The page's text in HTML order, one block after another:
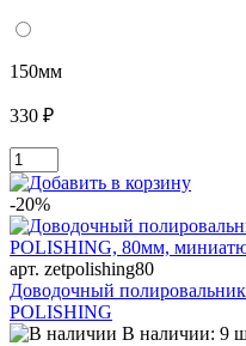
150мм
330 ₽
-20%
арт. zetpolishing80
Доводочный
POLISHING
В наличии: 9